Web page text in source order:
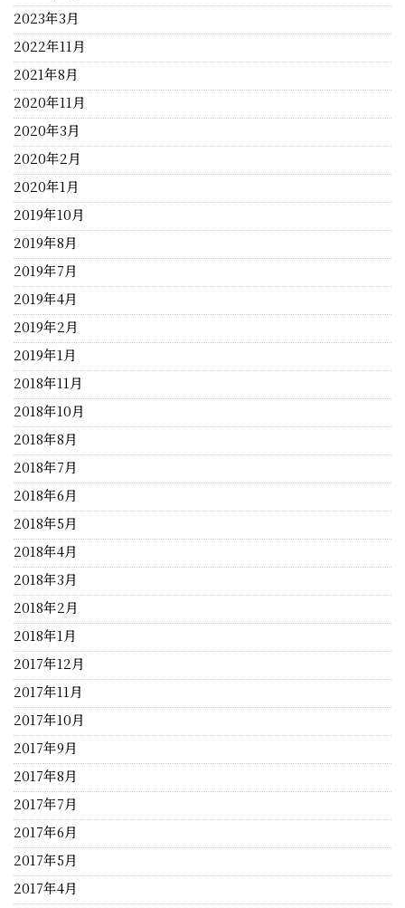
2023年3月
2022年11月
2021年8月
2020年11月
2020年3月
2020年2月
2020年1月
2019年10月
2019年8月
2019年7月
2019年4月
2019年2月
2019年1月
2018年11月
2018年10月
2018年8月
2018年7月
2018年6月
2018年5月
2018年4月
2018年3月
2018年2月
2018年1月
2017年12月
2017年11月
2017年10月
2017年9月
2017年8月
2017年7月
2017年6月
2017年5月
2017年4月